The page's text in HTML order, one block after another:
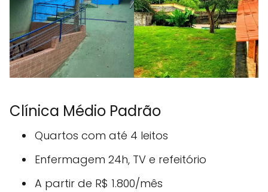
Clínica Médio Padrão
Quartos com até 4 leitos
Enfermagem 24h, TV e refeitório
A partir de R$ 1.800/mês